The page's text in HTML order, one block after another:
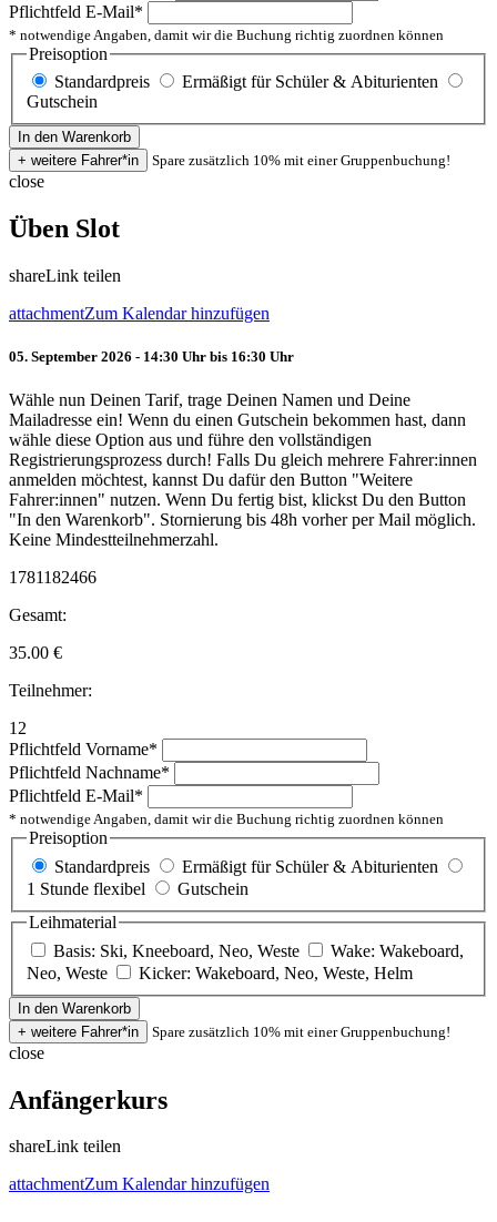
Pflichtfeld E-Mail*
* notwendige Angaben, damit wir die Buchung richtig zuordnen können
Preisoption
Standardpreis
Ermäßigt für Schüler & Abiturienten
Gutschein
Spare zusätzlich 10% mit einer Gruppenbuchung!
close
Üben Slot
shareLink teilen
attachmentZum Kalendar hinzufügen
05. September 2026 - 14:30 Uhr bis 16:30 Uhr
Wähle nun Deinen Tarif, trage Deinen Namen und Deine
Mailadresse ein! Wenn du einen Gutschein bekommen hast, dann
wähle diese Option aus und führe den vollständigen
Registrierungsprozess durch! Falls Du gleich mehrere Fahrer:innen
anmelden möchtest, kannst Du dafür den Button "Weitere
Fahrer:innen" nutzen. Wenn Du fertig bist, klickst Du den Button
"In den Warenkorb". Stornierung bis 48h vorher per Mail möglich.
Keine Mindestteilnehmerzahl.
1781182466
Gesamt:
35.00 €
Teilnehmer:
12
Pflichtfeld Vorname*
Pflichtfeld Nachname*
Pflichtfeld E-Mail*
* notwendige Angaben, damit wir die Buchung richtig zuordnen können
Preisoption
Standardpreis
Ermäßigt für Schüler & Abiturienten
1 Stunde flexibel
Gutschein
Leihmaterial
Basis: Ski, Kneeboard, Neo, Weste
Wake: Wakeboard,
Neo, Weste
Kicker: Wakeboard, Neo, Weste, Helm
Spare zusätzlich 10% mit einer Gruppenbuchung!
close
Anfängerkurs
shareLink teilen
attachmentZum Kalendar hinzufügen